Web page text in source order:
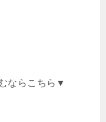
ならこちら▼